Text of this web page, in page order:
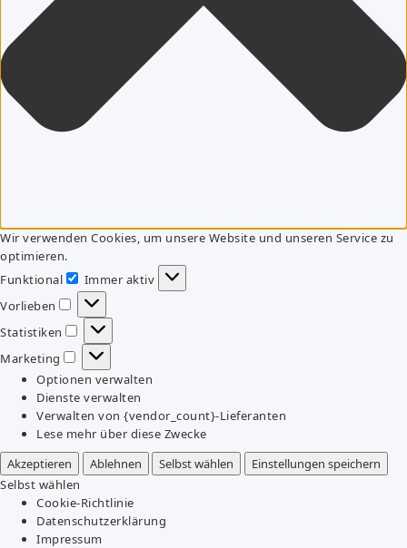
Wir verwenden Cookies, um unsere Website und unseren Service zu
optimieren.
Funktional
Funktional
Immer aktiv
Vorlieben
Vorlieben
Statistiken
Statistiken
Marketing
Marketing
Optionen verwalten
Dienste verwalten
Verwalten von {vendor_count}-Lieferanten
Lese mehr über diese Zwecke
Akzeptieren
Ablehnen Selbst wählen
Einstellungen speichern
Selbst wählen
Cookie-Richtlinie
Datenschutzerklärung
Impressum